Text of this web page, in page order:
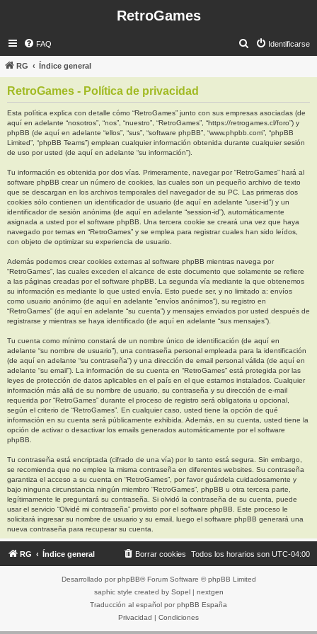
RetroGames
FAQ Identificarse
s
a
r
RG Índice general
RetroGames - Política de privacidad
Esta política explica con detalle cómo “RetroGames” junto con sus empresas asociadas (de
aquí en adelante “nosotros”, “nos”, “nuestro”, “RetroGames”, “https://retrogames.cl/foro”) y
phpBB (de aquí en adelante “ellos”, “sus”, “software phpBB”, “www.phpbb.com”, “phpBB
Limited”, “phpBB Teams”) emplean cualquier información obtenida durante cualquier sesión
de uso por usted (de aquí en adelante “su información”).
Tu información es obtenida por dos vías. Primeramente, navegar por “RetroGames” hará al
software phpBB crear un número de cookies, las cuales son un pequeño archivo de texto
que se descargan en los archivos temporales del navegador de su PC. Las primeras dos
cookies sólo contienen un identificador de usuario (de aquí en adelante “user-id”) y un
identificador de sesión anónima (de aquí en adelante “session-id”), automáticamente
asignada a usted por el software phpBB. Una tercera cookie se creará una vez que haya
navegado por temas en “RetroGames” y se emplea para registrar cuales han sido leídos,
con objeto de optimizar su experiencia de usuario.
Además podemos crear cookies externas al software phpBB mientras navega por
“RetroGames”, las cuales exceden el alcance de este documento que solamente se refiere
a las páginas creadas por el software phpBB. La segunda vía mediante la que obtenemos
su información es mediante lo que usted envía. Esto puede ser, y no limitado a: envíos
como usuario anónimo (de aquí en adelante “envíos anónimos”), su registro en
“RetroGames” (de aquí en adelante “su cuenta”) y mensajes enviados por usted después de
registrarse y mientras se haya identificado (de aquí en adelante “sus mensajes”).
Tu cuenta como mínimo constará de un nombre único de identificación (de aquí en
adelante “su nombre de usuario”), una contraseña personal empleada para la identificación
(de aquí en adelante “su contraseña”) y una dirección de email personal válida (de aquí en
adelante “su email”). La información de su cuenta en “RetroGames” está protegida por las
leyes de protección de datos aplicables en el país en el que estamos instalados. Cualquier
información más allá de su nombre de usuario, su contraseña y su dirección de e-mail
requerida por “RetroGames” durante el proceso de registro será obligatoria u opcional,
según el criterio de “RetroGames”. En cualquier caso, usted tiene la opción de qué
información en su cuenta será públicamente exhibida. Además, en su cuenta, usted tiene la
opción de activar o desactivar los emails generados automáticamente por el software
phpBB.
Tu contraseña está encriptada (cifrado de una vía) por lo tanto está segura. Sin embargo,
se recomienda que no emplee la misma contraseña en diferentes websites. Su contraseña
garantiza el acceso a su cuenta en “RetroGames”, por favor guárdela cuidadosamente y
bajo ninguna circunstancia ningún miembro “RetroGames”, phpBB u otra tercera parte,
legítimamente le preguntará su contraseña. Si olvidó la contraseña de su cuenta, puede
usar el servicio “Olvidé mi contraseña” provisto por el software phpBB. Este proceso le
solicitará ingresar su nombre de usuario y su email, luego el software phpBB generará una
nueva contraseña para recuperar su cuenta.
RG Índice general Todos los horarios son UTC-04:00
Borrar cookies
Desarrollado por phpBB® Forum Software © phpBB Limited
saphic style created by Sopel| nextgen
Traducción al español por phpBB España
Privacidad | Condiciones